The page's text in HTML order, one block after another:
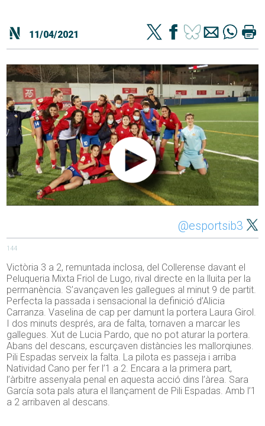
11/04/2021
@esportsib3
144
Victòria 3 a 2, remuntada inclosa, del Collerense davant el
Peluqueria Mixta Friol de Lugo, rival directe en la lluita per la
permanència. S’avançaven les gallegues al minut 9 de partit.
Perfecta la passada i sensacional la definició d’Alicia
Carranza. Vaselina de cap per damunt la portera Laura Girol.
I dos minuts després, ara de falta, tornaven a marcar les
gallegues. Xut de Lucia Pardo, que no pot aturar la portera.
Abans del descans, escurçaven distàncies les mallorqiunes.
Pili Espadas serveix la falta. La pilota es passeja i arriba
Natividad Cano per fer l’1 a 2. Encara a la primera part,
l’àrbitre assenyala penal en aquesta acció dins l’àrea. Sara
García sota pals atura el llançament de Pili Espadas. Amb l’1
a 2 arribaven al descans.